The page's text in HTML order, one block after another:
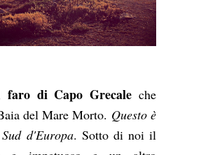
faro di Capo Grecale che
del Mare Morto. Questo è
d'Europa. Sotto di noi il